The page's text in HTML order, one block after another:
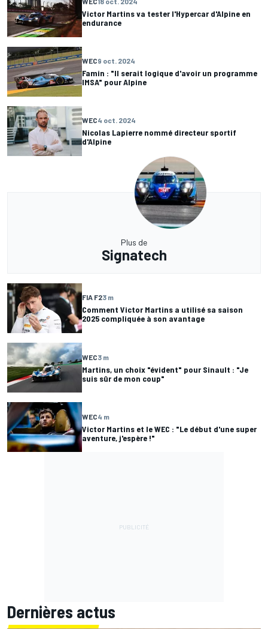
Victor Martins va tester l'Hypercar d'Alpine en
endurance
WEC9 oct. 2024
Famin : "Il serait logique d'avoir un programme
IMSA" pour Alpine
WEC4 oct. 2024
Nicolas Lapierre nommé directeur sportif
d'Alpine
Plus de
Signatech
FIA F23 m
Comment Victor Martins a utilisé sa saison
2025 compliquée à son avantage
WEC3 m
Martins, un choix "évident" pour Sinault : "Je
suis sûr de mon coup"
WEC4 m
Victor Martins et le WEC : "Le début d'une super
aventure, j'espère !"
Dernières actus